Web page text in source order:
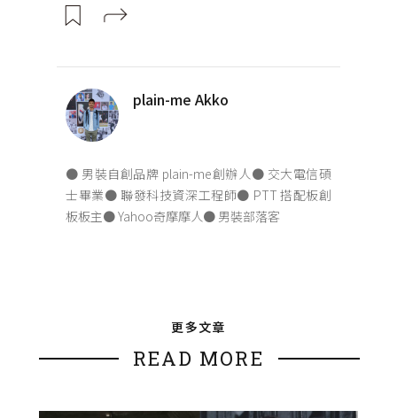
plain-me Akko
● 男裝自創品牌 plain-me創辦人● 交大電信碩
士畢業● 聯發科技資深工程師● PTT 搭配板創
板板主● Yahoo奇摩摩人● 男裝部落客
更多文章
READ MORE